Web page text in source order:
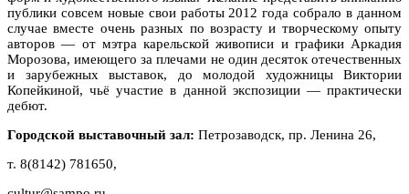
публики совсем новые свои работы 2012 года собрало в данном
случае вместе очень разных по возрасту и творческому опыту
авторов — от мэтра карельской живописи и графики Аркадия
Морозова, имеющего за плечами не один десяток отечественных
и зарубежных выставок, до молодой художницы Виктории
Копейкиной, чьё участие в данной экспозиции — практически
дебют.
Городской выставочный зал: Петрозаводск, пр. Ленина 26,
т. 8(8142) 781650,